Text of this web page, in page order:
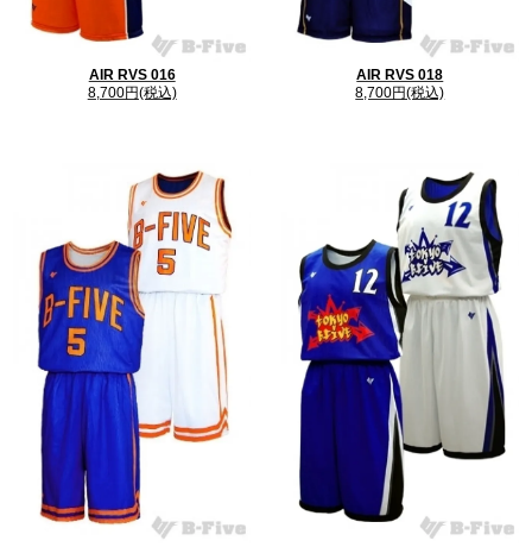
AIR RVS 016
8,700円(税込)
AIR RVS 018
8,700円(税込)